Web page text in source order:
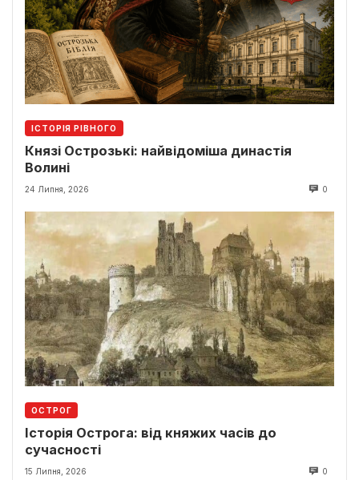
ІСТОРІЯ РІВНОГО
Князі Острозькі: найвідоміша династія
Волині
24 Липня, 2026 0
ОСТРОГ
Історія Острога: від княжих часів до
сучасності
15 Липня, 2026 0